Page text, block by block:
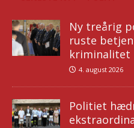
Ny treårig
ruste
kriminalitet
4. august 2026
Politiet